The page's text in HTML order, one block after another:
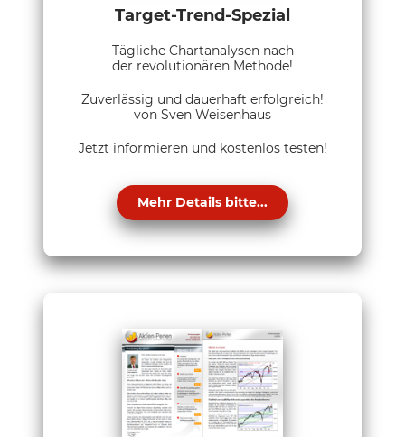
Target-Trend-Spezial
Tägliche Chartanalysen nach
der revolutionären Methode!
Zuverlässig und dauerhaft erfolgreich!
von Sven Weisenhaus
Jetzt informieren und kostenlos testen!
Mehr Details bitte...